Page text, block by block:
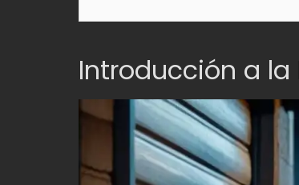
Introducción a la